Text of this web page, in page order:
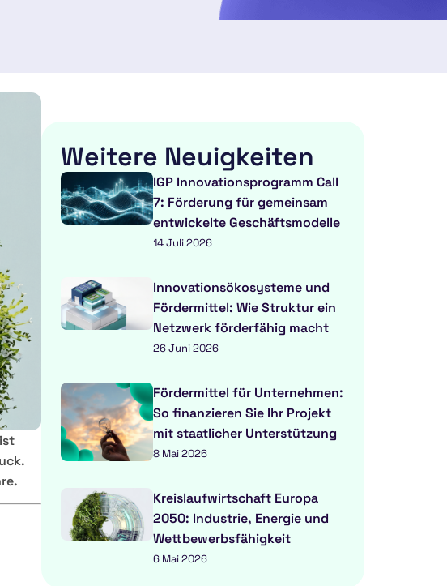
Weitere Neuigkeiten
IGP Innovationsprogramm Call
7: Förderung für gemeinsam
entwickelte Geschäftsmodelle
14 Juli 2026
Innovationsökosysteme und
Fördermittel: Wie Struktur ein
Netzwerk förderfähig macht
26 Juni 2026
Fördermittel für Unternehmen:
So finanzieren Sie Ihr Projekt
mit staatlicher Unterstützung
8 Mai 2026
Kreislaufwirtschaft Europa
2050: Industrie, Energie und
Wettbewerbsfähigkeit
6 Mai 2026